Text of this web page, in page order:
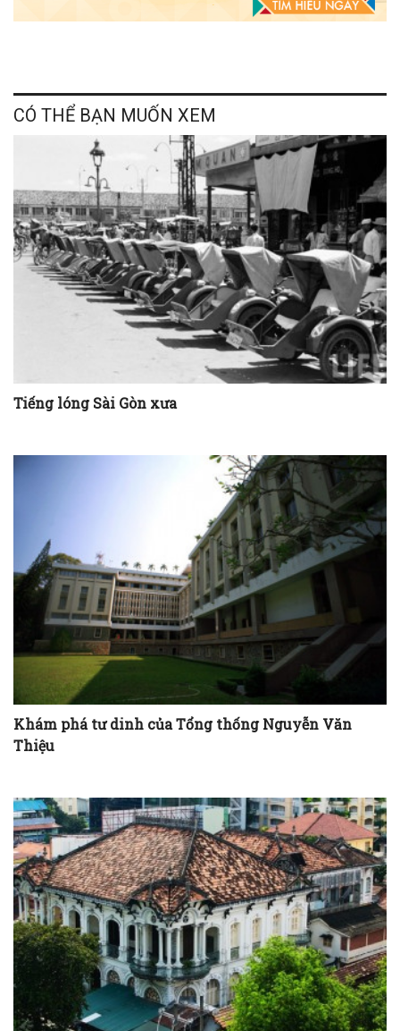
CÓ THỂ BẠN MUỐN XEM
Tiếng lóng Sài Gòn xưa
Khám phá tư dinh của Tổng thống Nguyễn Văn
Thiệu